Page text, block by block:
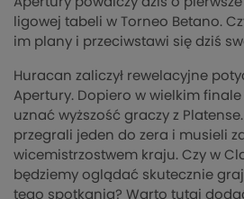
ligowej tabeli w Torneo Betano.
im plany i przeciwstawi się dziś
Huracan zaliczył rewelacyjne
Apertury. Dopiero w wielkim
uznać wyższość graczy z
przegrali jeden do zera i musieli
wicemistrzostwem kraju. Czy w
będziemy oglądać skutecznie
tego spotkania? Warto tutaj